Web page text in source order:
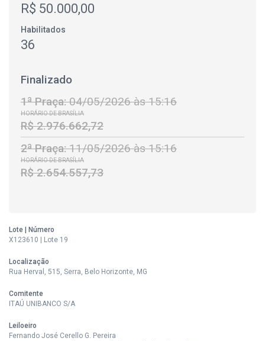
R$ 50.000,00
Habilitados
36
Finalizado
1ª Praça:04/05/2026 às 15:16
HORÁRIO DE BRASÍLIA
R$ 2.976.662,72
2ª Praça:11/05/2026 às 15:16
HORÁRIO DE BRASÍLIA
R$ 2.654.557,73
Lote | Número
X123610 | Lote 19
Localização
Rua Herval, 515, Serra, Belo Horizonte, MG
Comitente
ITAÚ UNIBANCO S/A
Leiloeiro
Fernando José Cerello G. Pereira